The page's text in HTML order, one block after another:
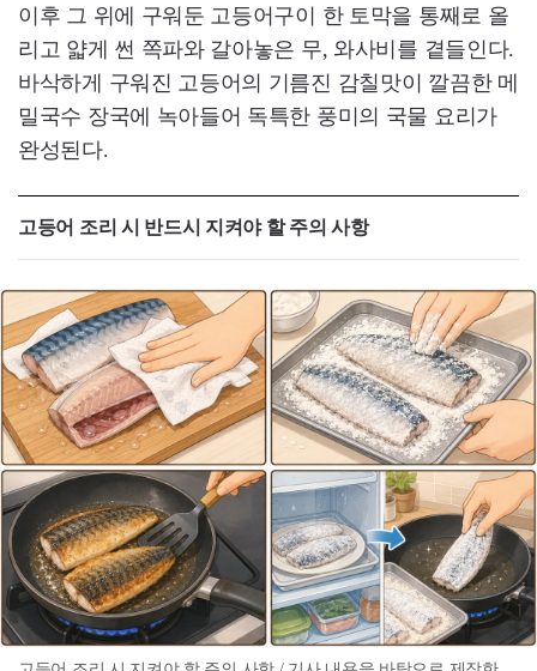
이후 그 위에 구워둔 고등어구이 한 토막을 통째로 올
리고 얇게 썬 쪽파와 갈아놓은 무, 와사비를 곁들인다.
바삭하게 구워진 고등어의 기름진 감칠맛이 깔끔한 메
밀국수 장국에 녹아들어 독특한 풍미의 국물 요리가
완성된다.
고등어 조리 시 반드시 지켜야 할 주의 사항